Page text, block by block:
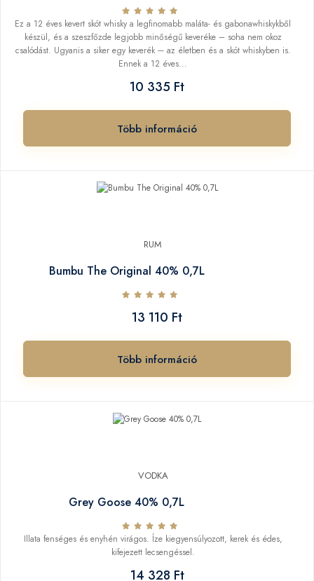
Ez a 12 éves kevert skót whisky a legfinomabb maláta- és gabonawhiskykből
készül, és a szeszfőzde legjobb minőségű keveréke – soha nem okoz
csalódást. Ugyanis a siker egy keverék ─ az életben és a skót whiskyben is.
Ennek a 12 éves...
10 335 Ft
Több információ
RUM
Bumbu The Original 40% 0,7L
13 110 Ft
Több információ
VODKA
Grey Goose 40% 0,7L
Illata fenséges és enyhén virágos. Íze kiegyensúlyozott, kerek és édes,
kifejezett lecsengéssel.
14 328 Ft